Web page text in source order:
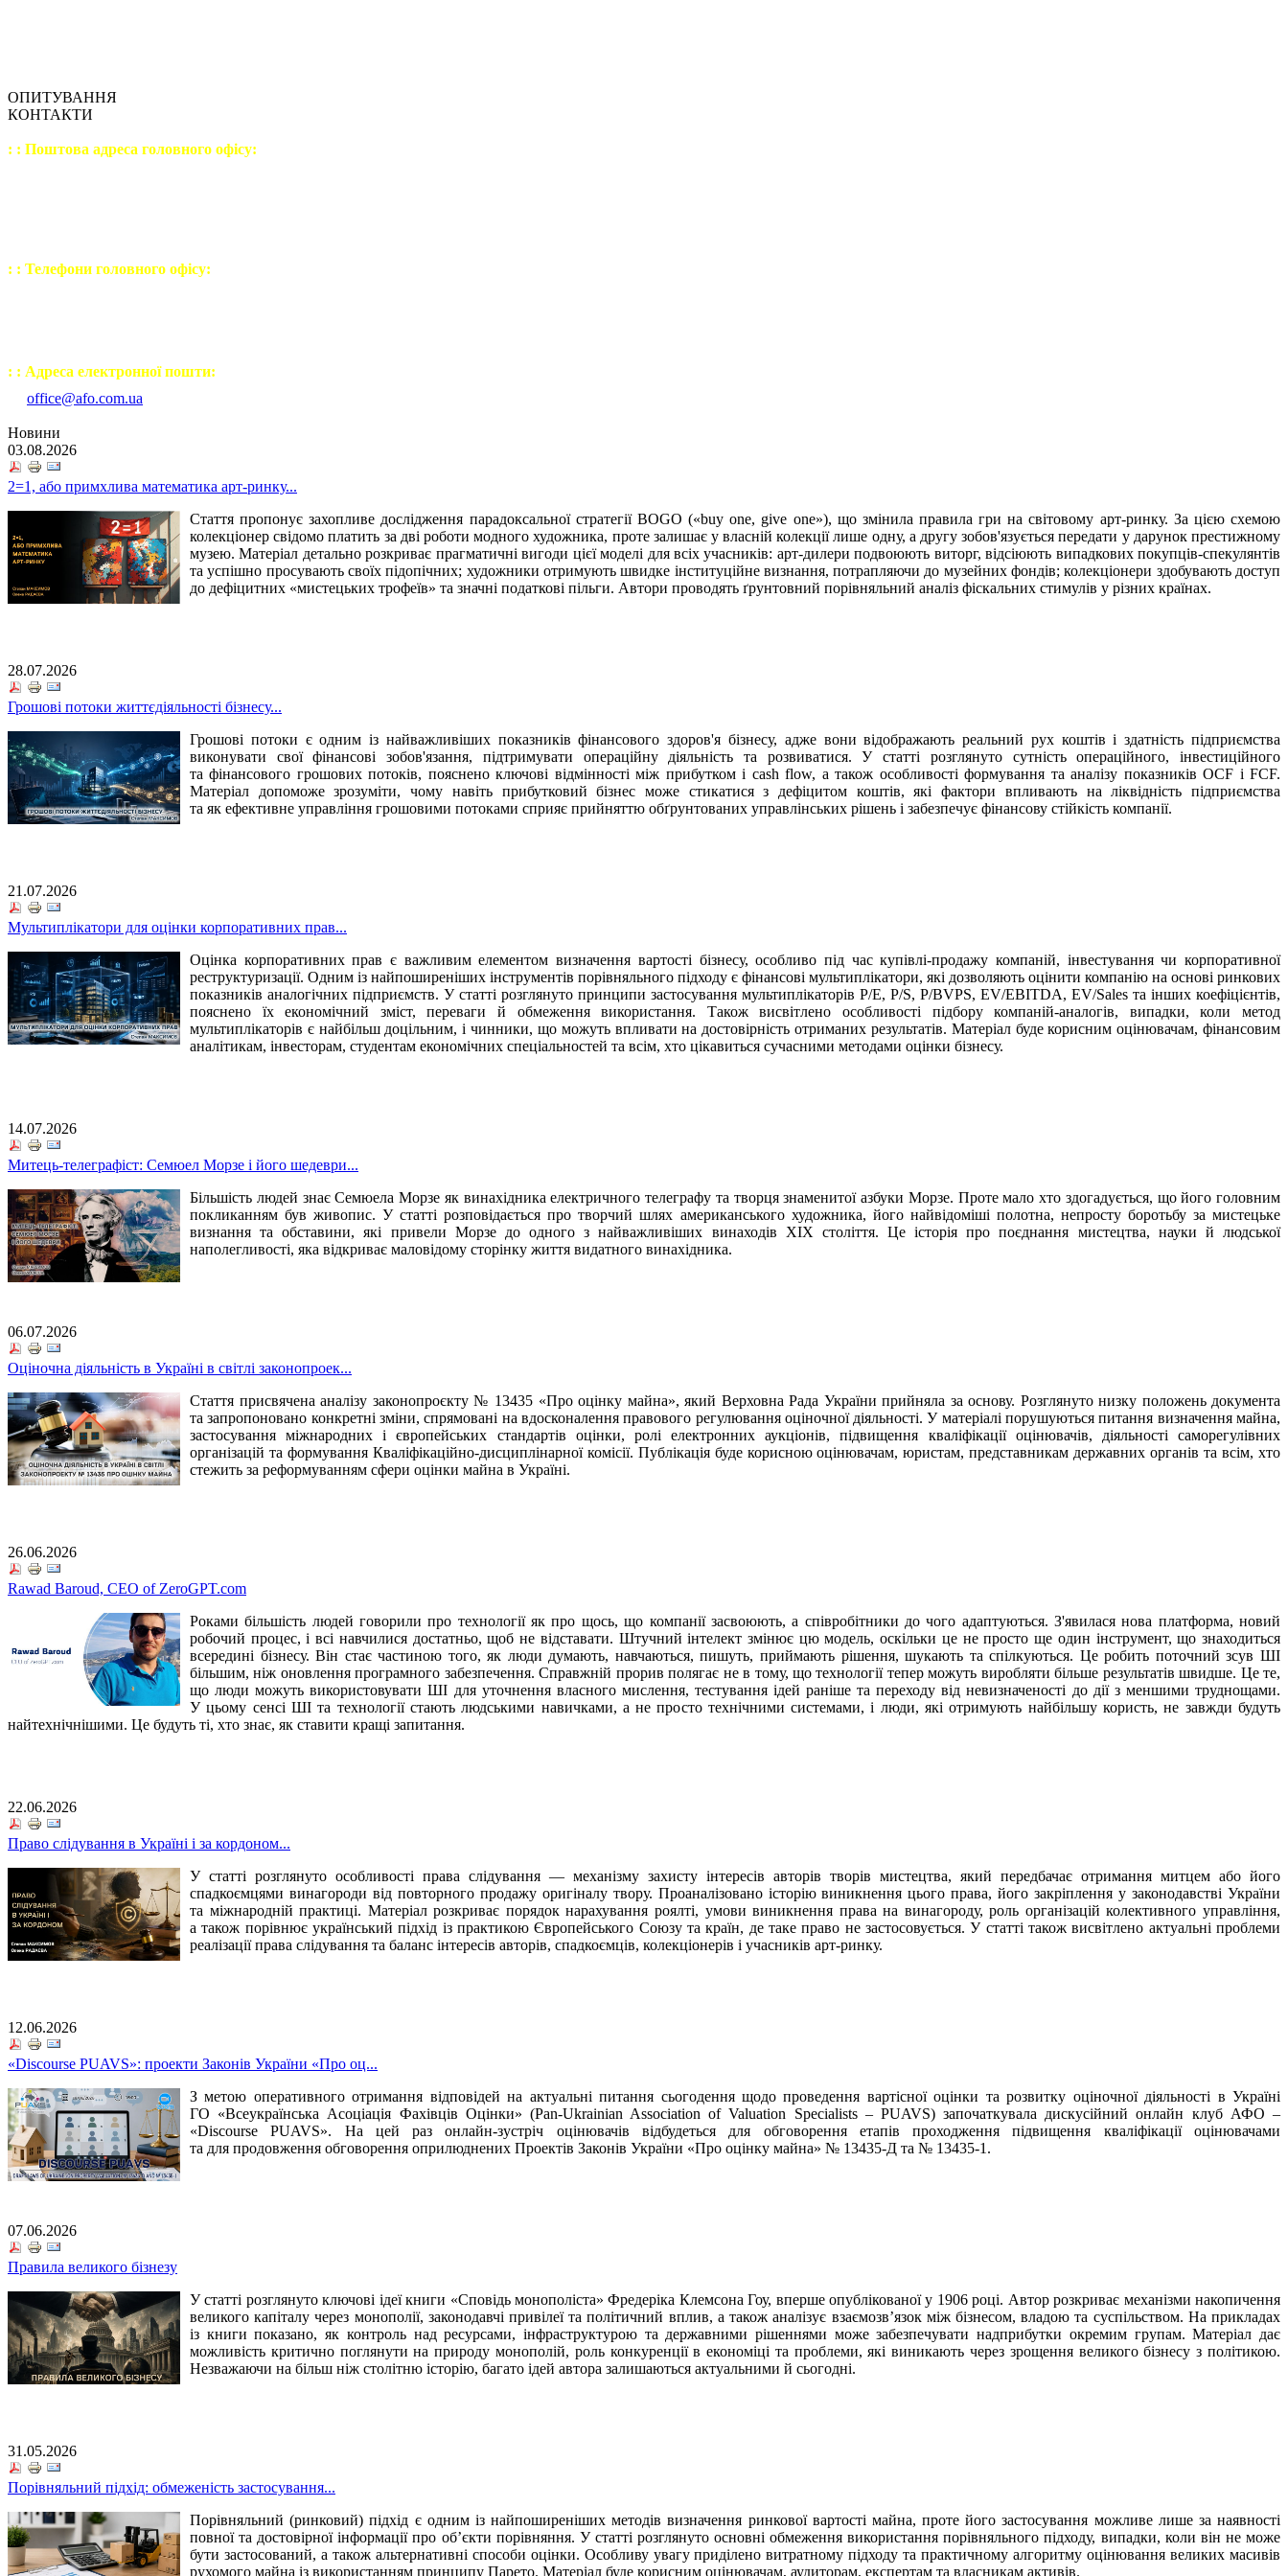
ОПИТУВАННЯ
КОНТАКТИ
: : Поштова адреса головного офісу:
: : Телефони головного офісу:
: : Адреса електронної пошти:
office@afo.com.ua
Новини
03.08.2026
2=1, або примхлива математика арт-ринку...
Стаття пропонує захопливе дослідження парадоксальної стратегії BOGO («buy one, give one»), що змінила правила гри на світовому арт-ринку. За цією схемою
колекціонер свідомо платить за дві роботи модного художника, проте залишає у власній колекції лише одну, а другу зобов'язується передати у дарунок престижному
музею. Матеріал детально розкриває прагматичні вигоди цієї моделі для всіх учасників: арт-дилери подвоюють виторг, відсіюють випадкових покупців-спекулянтів
та успішно просувають своїх підопічних; художники отримують швидке інституційне визнання, потрапляючи до музейних фондів; колекціонери здобувають доступ
до дефіцитних «мистецьких трофеїв» та значні податкові пільги. Автори проводять ґрунтовний порівняльний аналіз фіскальних стимулів у різних країнах.
28.07.2026
Грошові потоки життєдіяльності бізнесу...
Грошові потоки є одним із найважливіших показників фінансового здоров'я бізнесу, адже вони відображають реальний рух коштів і здатність підприємства
виконувати свої фінансові зобов'язання, підтримувати операційну діяльність та розвиватися. У статті розглянуто сутність операційного, інвестиційного
та фінансового грошових потоків, пояснено ключові відмінності між прибутком і cash flow, а також особливості формування та аналізу показників OCF і FCF.
Матеріал допоможе зрозуміти, чому навіть прибутковий бізнес може стикатися з дефіцитом коштів, які фактори впливають на ліквідність підприємства
та як ефективне управління грошовими потоками сприяє прийняттю обґрунтованих управлінських рішень і забезпечує фінансову стійкість компанії.
21.07.2026
Мультиплікатори для оцінки корпоративних прав...
Оцінка корпоративних прав є важливим елементом визначення вартості бізнесу, особливо під час купівлі-продажу компаній, інвестування чи корпоративної
реструктуризації. Одним із найпоширеніших інструментів порівняльного підходу є фінансові мультиплікатори, які дозволяють оцінити компанію на основі ринкових
показників аналогічних підприємств. У статті розглянуто принципи застосування мультиплікаторів P/E, P/S, P/BVPS, EV/EBITDA, EV/Sales та інших коефіцієнтів,
пояснено їх економічний зміст, переваги й обмеження використання. Також висвітлено особливості підбору компаній-аналогів, випадки, коли метод
мультиплікаторів є найбільш доцільним, і чинники, що можуть впливати на достовірність отриманих результатів. Матеріал буде корисним оцінювачам, фінансовим
аналітикам, інвесторам, студентам економічних спеціальностей та всім, хто цікавиться сучасними методами оцінки бізнесу.
14.07.2026
Митець-телеграфіст: Семюел Морзе і його шедеври...
Більшість людей знає Семюела Морзе як винахідника електричного телеграфу та творця знаменитої азбуки Морзе. Проте мало хто здогадується, що його головним
покликанням був живопис. У статті розповідається про творчий шлях американського художника, його найвідоміші полотна, непросту боротьбу за мистецьке
визнання та обставини, які привели Морзе до одного з найважливіших винаходів XIX століття. Це історія про поєднання мистецтва, науки й людської
наполегливості, яка відкриває маловідому сторінку життя видатного винахідника.
06.07.2026
Оціночна діяльність в Україні в світлі законопроек...
Стаття присвячена аналізу законопроєкту № 13435 «Про оцінку майна», який Верховна Рада України прийняла за основу. Розглянуто низку положень документа
та запропоновано конкретні зміни, спрямовані на вдосконалення правового регулювання оціночної діяльності. У матеріалі порушуються питання визначення майна,
застосування міжнародних і європейських стандартів оцінки, ролі електронних аукціонів, підвищення кваліфікації оцінювачів, діяльності саморегулівних
організацій та формування Кваліфікаційно-дисциплінарної комісії. Публікація буде корисною оцінювачам, юристам, представникам державних органів та всім, хто
стежить за реформуванням сфери оцінки майна в Україні.
26.06.2026
Rawad Baroud, CEO of ZeroGPT.com
Роками більшість людей говорили про технології як про щось, що компанії засвоюють, а співробітники до чого адаптуються. З'явилася нова платформа, новий
робочий процес, і всі навчилися достатньо, щоб не відставати. Штучний інтелект змінює цю модель, оскільки це не просто ще один інструмент, що знаходиться
всередині бізнесу. Він стає частиною того, як люди думають, навчаються, пишуть, приймають рішення, шукають та спілкуються. Це робить поточний зсув ШІ
більшим, ніж оновлення програмного забезпечення. Справжній прорив полягає не в тому, що технології тепер можуть виробляти більше результатів швидше. Це те,
що люди можуть використовувати ШІ для уточнення власного мислення, тестування ідей раніше та переходу від невизначеності до дії з меншими труднощами.
У цьому сенсі ШІ та технології стають людськими навичками, а не просто технічними системами, і люди, які отримують найбільшу користь, не завжди будуть
найтехнічнішими. Це будуть ті, хто знає, як ставити кращі запитання.
22.06.2026
Право слідування в Україні і за кордоном...
У статті розглянуто особливості права слідування — механізму захисту інтересів авторів творів мистецтва, який передбачає отримання митцем або його
спадкоємцями винагороди від повторного продажу оригіналу твору. Проаналізовано історію виникнення цього права, його закріплення у законодавстві України
та міжнародній практиці. Матеріал розкриває порядок нарахування роялті, умови виникнення права на винагороду, роль організацій колективного управління,
а також порівнює український підхід із практикою Європейського Союзу та країн, де таке право не застосовується. У статті також висвітлено актуальні проблеми
реалізації права слідування та баланс інтересів авторів, спадкоємців, колекціонерів і учасників арт-ринку.
12.06.2026
«Discourse PUAVS»: проекти Законів України «Про оц...
З метою оперативного отримання відповідей на актуальні питання сьогодення щодо проведення вартісної оцінки та розвитку оціночної діяльності в Україні
ГО «Всеукраїнська Асоціація Фахівців Оцінки» (Pan-Ukrainian Association of Valuation Specialists – PUAVS) започаткувала дискусійний онлайн клуб АФО –
«Discourse PUAVS». На цей раз онлайн-зустріч оцінювачів відбудеться для обговорення етапів проходження підвищення кваліфікації оцінювачами
та для продовження обговорення оприлюднених Проектів Законів України «Про оцінку майна» № 13435-Д та № 13435-1.
07.06.2026
Правила великого бізнезу
У статті розглянуто ключові ідеї книги «Сповідь монополіста» Фредеріка Клемсона Гоу, вперше опублікованої у 1906 році. Автор розкриває механізми накопичення
великого капіталу через монополії, законодавчі привілеї та політичний вплив, а також аналізує взаємозв’язок між бізнесом, владою та суспільством. На прикладах
із книги показано, як контроль над ресурсами, інфраструктурою та державними рішеннями може забезпечувати надприбутки окремим групам. Матеріал дає
можливість критично поглянути на природу монополій, роль конкуренції в економіці та проблеми, які виникають через зрощення великого бізнесу з політикою.
Незважаючи на більш ніж столітню історію, багато ідей автора залишаються актуальними й сьогодні.
31.05.2026
Порівняльний підхід: обмеженість застосування...
Порівняльний (ринковий) підхід є одним із найпоширеніших методів визначення ринкової вартості майна, проте його застосування можливе лише за наявності
повної та достовірної інформації про об’єкти порівняння. У статті розглянуто основні обмеження використання порівняльного підходу, випадки, коли він не може
бути застосований, а також альтернативні способи оцінки. Особливу увагу приділено витратному підходу та практичному алгоритму оцінювання великих масивів
рухомого майна із використанням принципу Парето. Матеріал буде корисним оцінювачам, аудиторам, експертам та власникам активів.